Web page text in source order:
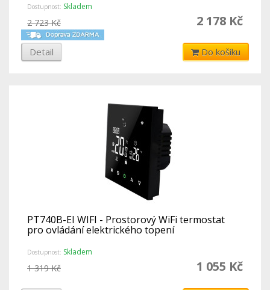
Dostupnost: Skladem
2 178 Kč
2 723 Kč
Detail Do košíku
PT740B-EI WIFI - Prostorový WiFi termostat
pro ovládání elektrického topení
Dostupnost: Skladem
1 055 Kč
1 319 Kč